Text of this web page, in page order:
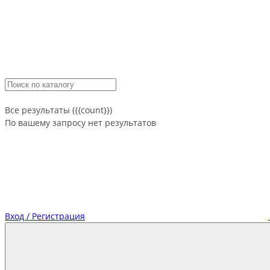
Все результаты ({{count}})
По вашему запросу нет результатов
Вход / Регистрация